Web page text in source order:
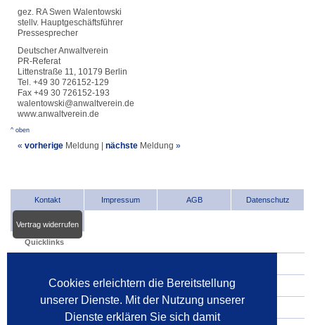
Cookies erleichtern die Bereitstellung
unserer Dienste. Mit der Nutzung unserer
Dienste erklären Sie sich damit
gez. RA Swen Walentowski
stellv. Hauptgeschäftsführer
Pressesprecher
Deutscher Anwaltverein
PR-Referat
Littenstraße 11, 10179 Berlin
Tel. +49 30 726152-129
Fax +49 30 726152-193
walentowski@anwaltverein.de
www.anwaltverein.de
^ oben
« vorherige Meldung nächste Meldung »
Kontakt Impressum AGB Datenschutz
Vertrag widerrufen
Quicklinks
INDat.extra